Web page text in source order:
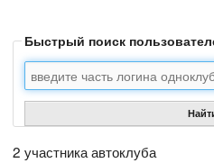
Быстрый поиск
2 участника автоклуба